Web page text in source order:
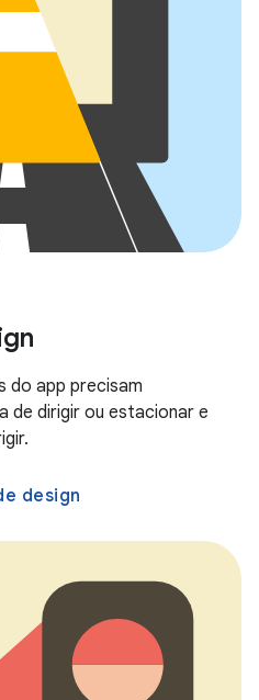
do app precisam
de dirigir ou estacionar e
design